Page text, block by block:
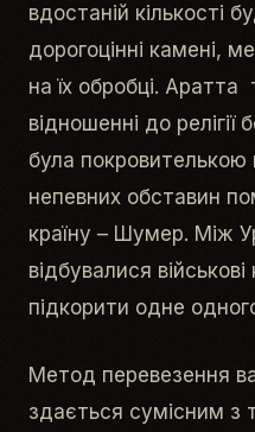
вдостаній кількості
дорогоцінні камені,
на їх обробці.
відношенні до
була
непевних обставин
країну – Шумер. Між
відбувалися
підкорити одне
Метод перевезення
здається сумісним з